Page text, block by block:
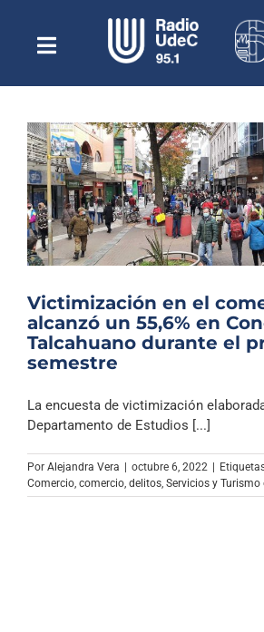
contenidoToggle
NavigationEscuchar Radio UdeC
Quiénes Somos
Programación
Podcast
Noticias
Reportajes
Columnas
Música Clásica
Archivo Sonoro
Victimización en el
alcanzó un 55,6% en
Talcahuano durante el
semestre
La encuesta de victimización
Departamento de Estudios [...]
Por Alejandra Vera octubre 6, 2022
Comercio, comercio, delitos, Servicios y Turismo